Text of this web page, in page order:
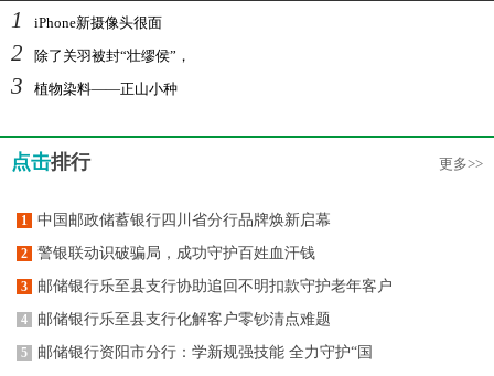
1 iPhone新摄像头很面
2 除了关羽被封“壮缪侯”，
3 植物染料——正山小种
点击排行 更多>>
1 中国邮政储蓄银行四川省分行品牌焕新启幕
2 警银联动识破骗局，成功守护百姓血汗钱
3 邮储银行乐至县支行协助追回不明扣款守护老年客户
4 邮储银行乐至县支行化解客户零钞清点难题
5 邮储银行资阳市分行：学新规强技能 全力守护“国